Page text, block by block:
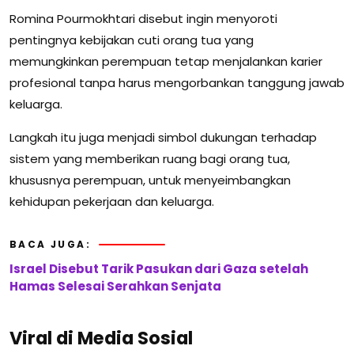
Romina Pourmokhtari disebut ingin menyoroti
pentingnya kebijakan cuti orang tua yang
memungkinkan perempuan tetap menjalankan karier
profesional tanpa harus mengorbankan tanggung jawab
keluarga.
Langkah itu juga menjadi simbol dukungan terhadap
sistem yang memberikan ruang bagi orang tua,
khususnya perempuan, untuk menyeimbangkan
kehidupan pekerjaan dan keluarga.
BACA JUGA:
Israel Disebut Tarik Pasukan dari Gaza setelah
Hamas Selesai Serahkan Senjata
Viral di Media Sosial